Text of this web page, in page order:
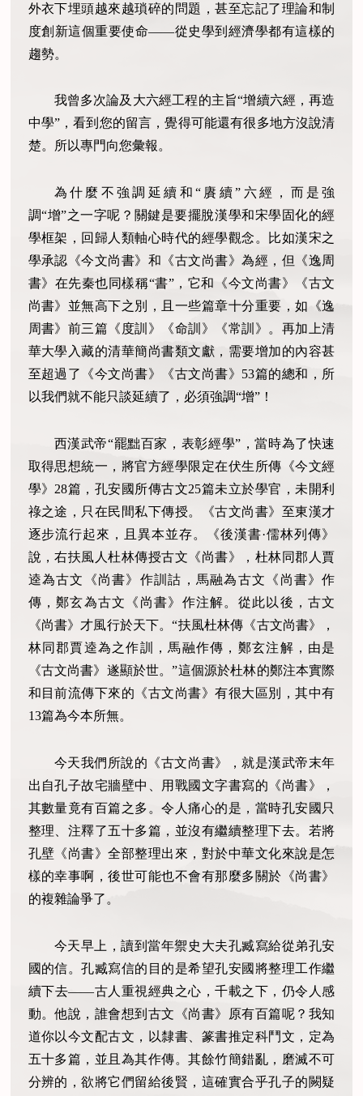
外衣下埋頭越來越瑣碎的問題，甚至忘記了理論和制
度創新這個重要使命——從史學到經濟學都有這樣的
趨勢。
我曾多次論及大六經工程的主旨“增續六經，再造
中學”，看到您的留言，覺得可能還有很多地方沒說清
楚。所以專門向您彙報。
為什麼不強調延續和“賡續”六經，而是強
調“增”之一字呢？關鍵是要擺脫漢學和宋學固化的經
學框架，回歸人類軸心時代的經學觀念。比如漢宋之
學承認《今文尚書》和《古文尚書》為經，但《逸周
書》在先秦也同樣稱“書”，它和《今文尚書》《古文
尚書》並無高下之別，且一些篇章十分重要，如《逸
周書》前三篇《度訓》《命訓》《常訓》。再加上清
華大學入藏的清華簡尚書類文獻，需要增加的內容甚
至超過了《今文尚書》《古文尚書》53篇的總和，所
以我們就不能只談延續了，必須強調“增”！
西漢武帝“罷黜百家，表彰經學”，當時為了快速
取得思想統一，將官方經學限定在伏生所傳《今文經
學》28篇，孔安國所傳古文25篇未立於學官，未開利
祿之途，只在民間私下傳授。《古文尚書》至東漢才
逐步流行起來，且異本並存。《後漢書·儒林列傳》
說，右扶風人杜林傳授古文《尚書》，杜林同郡人賈
逵為古文《尚書》作訓詁，馬融為古文《尚書》作
傳，鄭玄為古文《尚書》作注解。從此以後，古文
《尚書》才風行於天下。“扶風杜林傳《古文尚書》，
林同郡賈逵為之作訓，馬融作傳，鄭玄注解，由是
《古文尚書》遂顯於世。”這個源於杜林的鄭注本實際
和目前流傳下來的《古文尚書》有很大區別，其中有
13篇為今本所無。
今天我們所說的《古文尚書》，就是漢武帝末年
出自孔子故宅牆壁中、用戰國文字書寫的《尚書》，
其數量竟有百篇之多。令人痛心的是，當時孔安國只
整理、注釋了五十多篇，並沒有繼續整理下去。若將
孔壁《尚書》全部整理出來，對於中華文化來說是怎
樣的幸事啊，後世可能也不會有那麼多關於《尚書》
的複雜論爭了。
今天早上，讀到當年禦史大夫孔臧寫給從弟孔安
國的信。孔臧寫信的目的是希望孔安國將整理工作繼
續下去——古人重視經典之心，千載之下，仍令人感
動。他說，誰會想到古文《尚書》原有百篇呢？我知
道你以今文配古文，以隸書、篆書推定科鬥文，定為
五十多篇，並且為其作傳。其餘竹簡錯亂，磨滅不可
分辨的，欲將它們留給後賢，這確實合乎孔子的闕疑